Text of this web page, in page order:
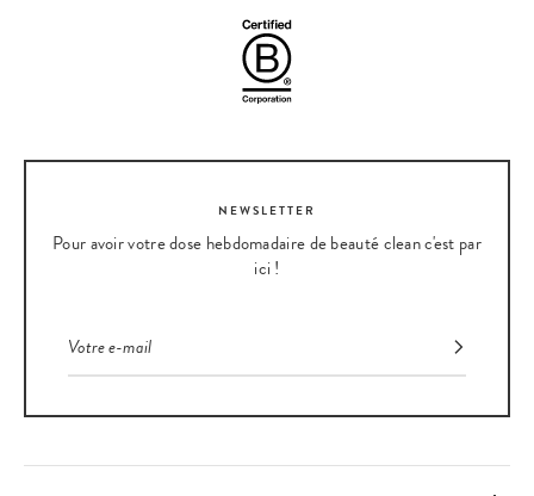
NEWSLETTER
Pour avoir votre dose hebdomadaire de beauté clean c'est par
ici !